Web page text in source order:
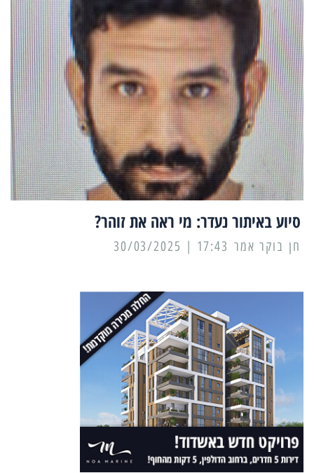
סיוע באיתור נעדר: מי ראה את זוהר?
17:43 | 30/03/2025